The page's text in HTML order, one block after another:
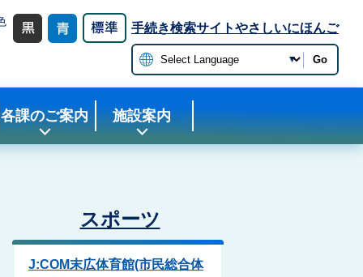
手続き検索サイトやさしいにほんご
Go
各課のご案内 施設案内
スポーツ
J:COM末広体育館(市民総合体